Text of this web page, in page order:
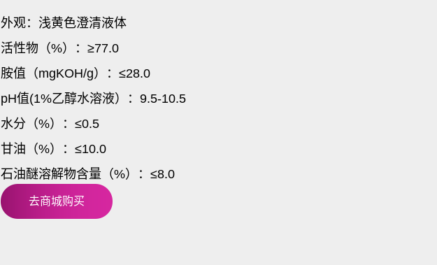
椰子油二乙醇酰胺
外观：浅黄色澄清液体
活性物（%）：≥77.0
胺值（mgKOH/g）：≤28.0
pH值(1%乙醇水溶液）：9.5-10.5
水分（%）：≤0.5
甘油（%）：≤10.0
石油醚溶解物含量（%）：≤8.0
去商城购买